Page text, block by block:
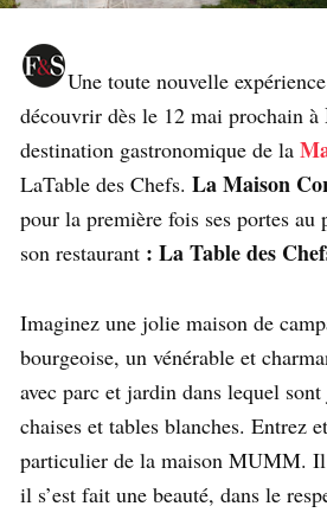
Une toute nouvelle
découvrir dès le 12 mai prochain à
destination gastronomique de la
LaTable des Chefs. La Maison
pour la première fois ses portes au
son restaurant : La Table des
Imaginez une jolie maison de
bourgeoise, un vénérable et
avec parc et jardin dans lequel
chaises et tables blanches. Entrez
particulier de la maison MUMM. Il
il s’est fait une beauté, dans le